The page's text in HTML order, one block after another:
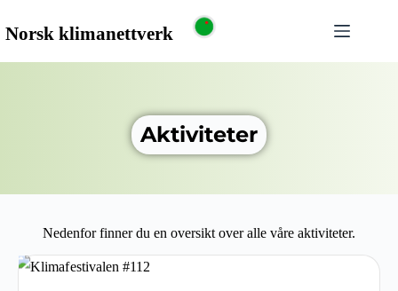
Aktiviteter
Nedenfor finner du en oversikt over alle våre aktiviteter.